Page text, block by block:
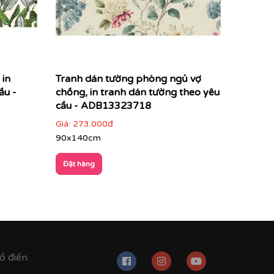
Tranh dán tường in theo mẫu yêu cầu sẽ
in
-
Tranh dán tường phòng ngủ vợ
chồng, in tranh dán tường theo yêu
cầu - ADB13323718
Giá: 273.000đ
90x140cm
Đặt hàng
điển